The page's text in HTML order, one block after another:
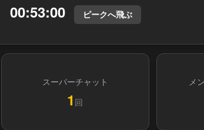
00:53:00 ピークへ飛ぶ
スーパーチャット
1 回
メ